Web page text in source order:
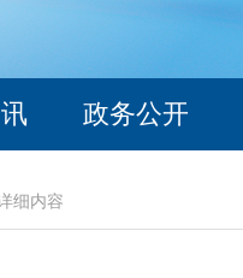
政务公开
细内容